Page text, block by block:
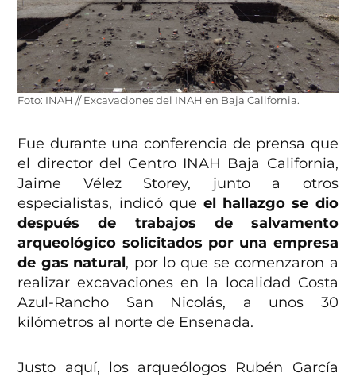
Foto: INAH // Excavaciones del INAH en Baja California.
Fue durante una conferencia de prensa que
el director del Centro INAH Baja California,
Jaime Vélez Storey, junto a otros
especialistas, indicó que el hallazgo se dio
después de trabajos de salvamento
arqueológico solicitados por una empresa
de gas natural, por lo que se comenzaron a
realizar excavaciones en la localidad Costa
Azul-Rancho San Nicolás, a unos 30
kilómetros al norte de Ensenada.
Justo aquí, los arqueólogos Rubén García